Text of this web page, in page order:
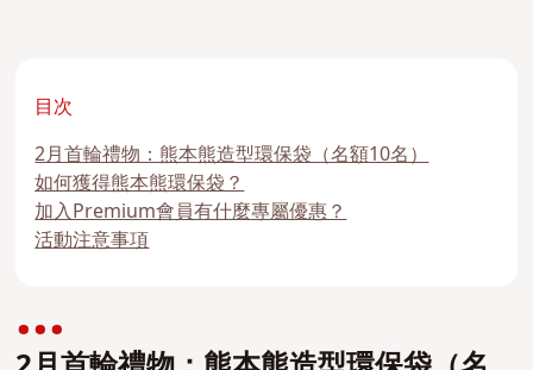
目次
2月首輪禮物：熊本熊造型環保袋（名額10名）
如何獲得熊本熊環保袋？
加入Premium會員有什麼專屬優惠？
活動注意事項